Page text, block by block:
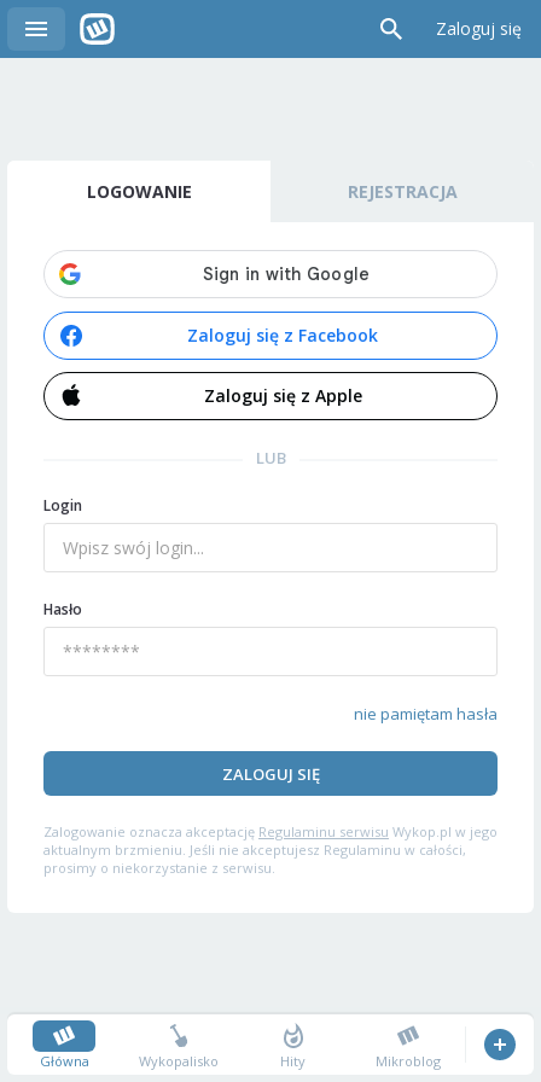
Zaloguj się
LOGOWANIE REJESTRACJA
Zaloguj się z Facebook
Zaloguj się z Apple
LUB
Login
Hasło
nie pamiętam hasła
ZALOGUJ SIĘ
Zalogowanie oznacza akceptację Regulaminu serwisu Wykop.pl w jego
aktualnym brzmieniu. Jeśli nie akceptujesz Regulaminu w całości,
prosimy o niekorzystanie z serwisu.
Główna Wykopalisko Hity Mikroblog